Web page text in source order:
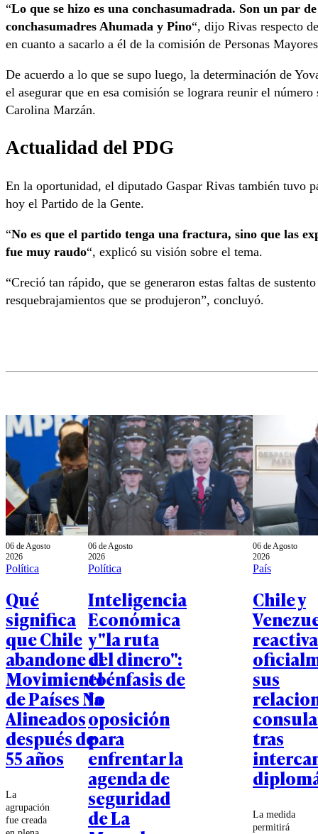
“Lo que se hizo es una conchasumadrada. Son un par
conchasumadres Ahumada y Pino“, dijo Rivas respecto
en cuanto a sacarlo a él de la comisión de Personas
De acuerdo a lo que se supo luego, la determinación de
el asegurar que en esa comisión se lograra reunir el
Carolina Marzán.
Actualidad del PDG
En la oportunidad, el diputado Gaspar Rivas también tuvo
hoy el Partido de la Gente.
“No es que el partido tenga una fractura, sino que las
fue muy raudo“, explicó su visión sobre el tema.
“Creció tan rápido, que se generaron estas faltas de
resquebrajamientos que se produjeron”, concluyó.
06 de Agosto
2026
Política
Qué
significa
que Chile
abandone el
Movimiento
de Países No
Alineados
después de
55 años
La
agrupación
fue creada
06 de Agosto
2026
Política
Inteligencia
Económica
y "la ruta
del dinero":
el énfasis de
la
oposición
para
enfrentar la
agenda de
seguridad
de La
06 de Agosto
2026
País
Chile y
sus
tras
La medida
permitirá